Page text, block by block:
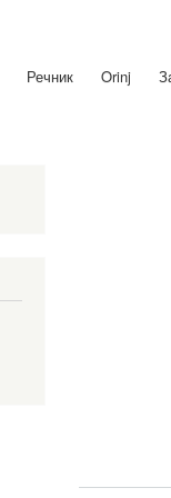
Речник Orinj